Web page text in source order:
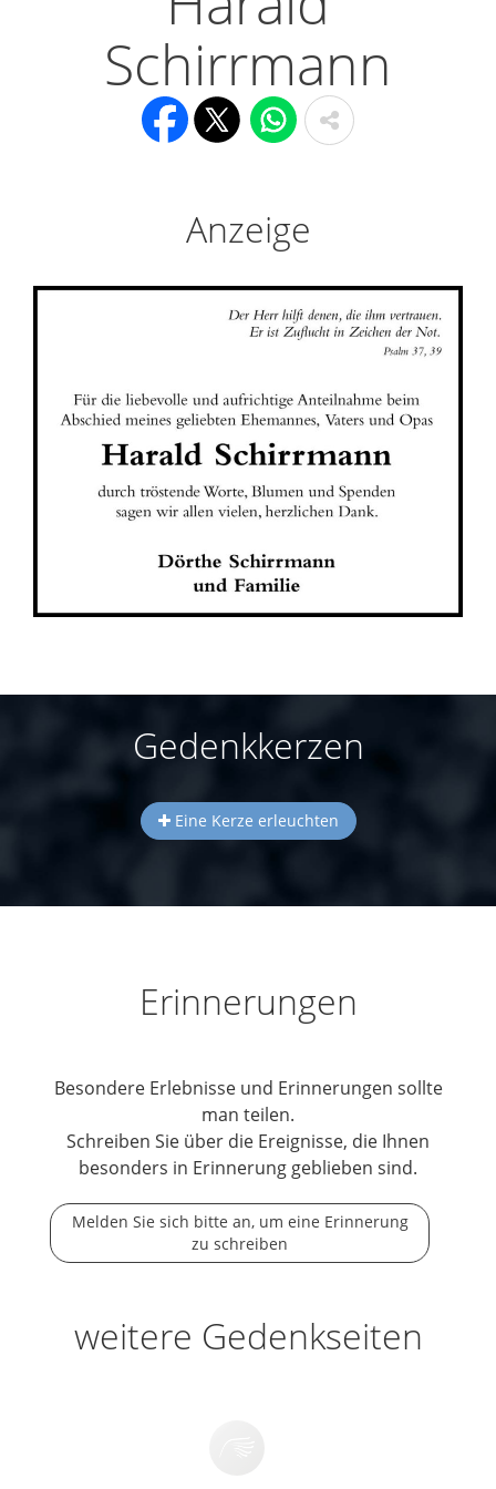
Schirrmann
Anzeige
Gedenkkerzen
Eine Kerze erleuchten
Erinnerungen
Besondere Erlebnisse und Erinnerungen sollte
man teilen.
Schreiben Sie über die Ereignisse, die Ihnen
besonders in Erinnerung geblieben sind.
Melden Sie sich bitte an, um eine Erinnerung
zu schreiben
weitere Gedenkseiten